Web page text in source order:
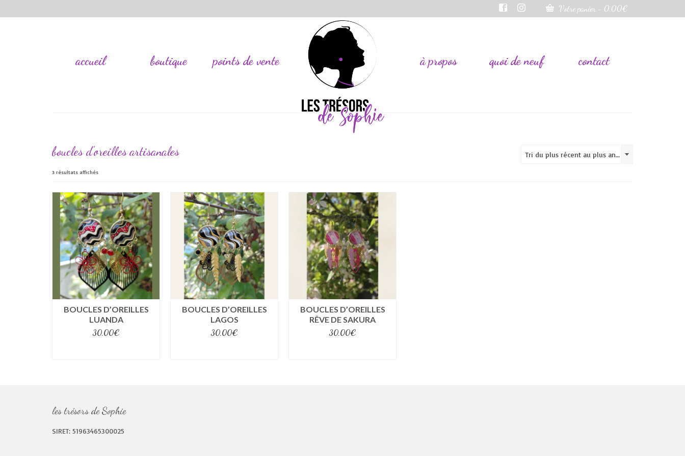
Votre panier - 0,00€
accueil boutique points de vente à propos quoi de neuf contact
boucles d'oreilles artisanales
3 résultats affichésTrié
plus
récent
au
plus
ancien
Tri du plus récent au plus ancien
BOUCLES D’OREILLES
LUANDA
30,00€
BOUCLES D’OREILLES
LAGOS
30,00€
BOUCLES D’OREILLES
RÊVE DE SAKURA
30,00€
les trésors de Sophie
SIRET: 51963465300025